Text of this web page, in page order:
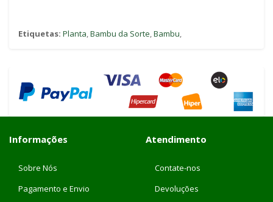
Etiquetas: Planta,Bambu da Sorte,Bambu,
Informações
Sobre Nós
Pagamento e Envio
Atendimento
Contate-nos
Devoluções